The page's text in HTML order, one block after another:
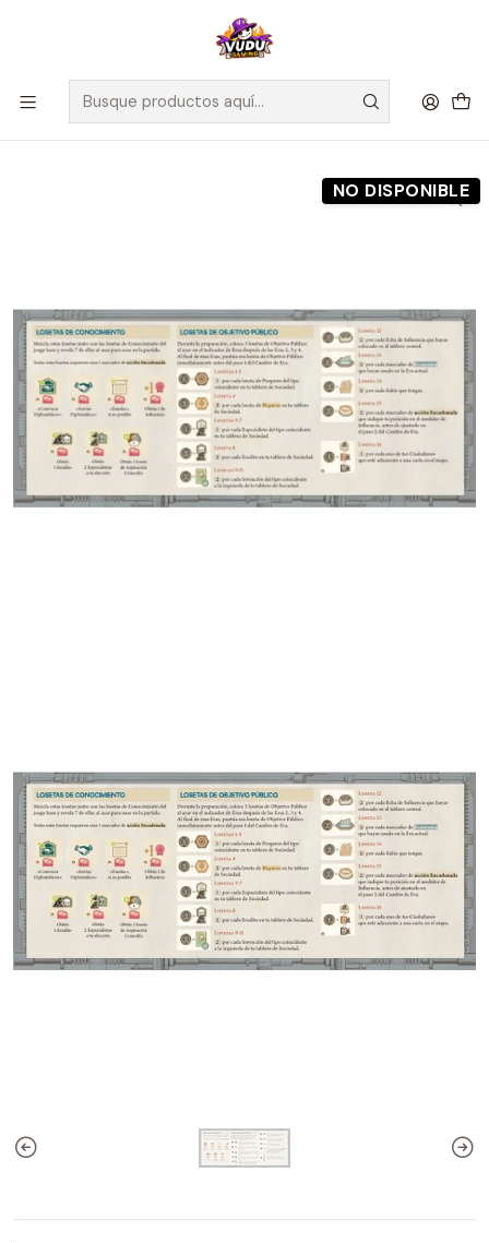
🚀 ¡Despachamos a todo Chile! Envío GRATIS a Regiones sobre
$100.000 y a RM sobre $35.000
Inicio Preventas Maldito Games
Preventa - Paquete de mejora - Inventions: La Evolución de las
ideas - Español
NO DISPONIBLE